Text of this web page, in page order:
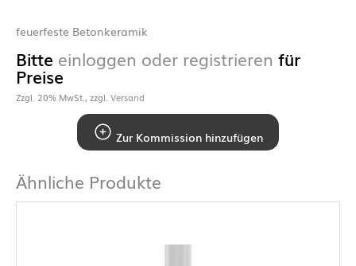
feuerfeste Betonkeramik
Bitte einloggen oder registrieren für
Preise
Zzgl. 20% MwSt., zzgl. Versand
Zur Kommission hinzufügen
Ähnliche Produkte